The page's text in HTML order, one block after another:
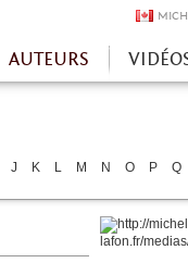
AUTEURS
J K L M N O P Q